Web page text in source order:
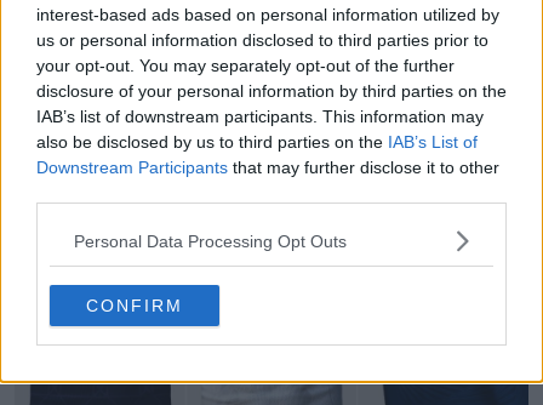
interest-based ads based on personal information utilized by
us or personal information disclosed to third parties prior to
your opt-out. You may separately opt-out of the further
disclosure of your personal information by third parties on the
IAB’s list of downstream participants. This information may
also be disclosed by us to third parties on the IAB’s List of
Downstream Participants that may further disclose it to other
Personal Data Processing Opt Outs
CONFIRM
Afficher les commentaires
Brasileirão Maillots Sport Recife
Umbro
Partager